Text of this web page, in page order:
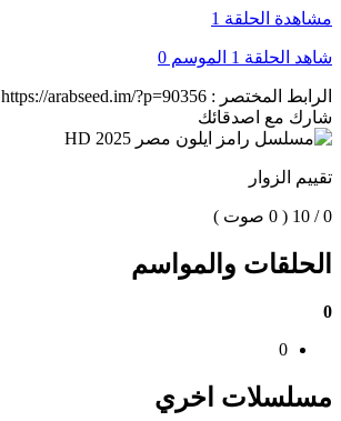
مشاهدة الحلقة 1
شاهد الحلقة 1 الموسم 0
الرابط المختصر : https://arabseed.im/?p=90356
شارك مع اصدقائك
تقييم الزوار
0 / 10 ( 0 صوت )
الحلقات والمواسم
0
0
مسلسلات اخري